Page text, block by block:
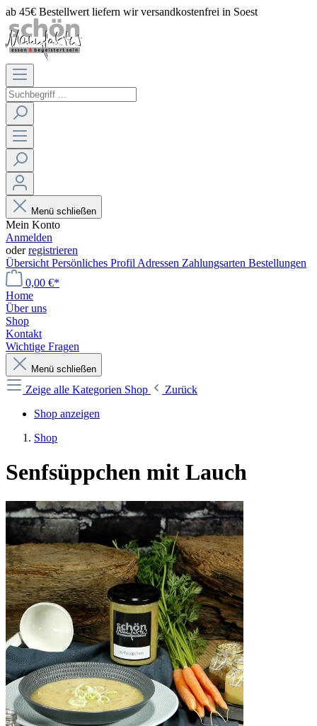
ab 45€ Bestellwert liefern wir versandkostenfrei in Soest
Menü schließen
Mein Konto
Anmelden
oderregistrieren
Übersicht Persönliches Profil Adressen Zahlungsarten Bestellungen
0,00 €*
Home
Über uns
Shop
Kontakt
Wichtige Fragen
Menü schließen
Zeige alle Kategorien Shop
Zurück
Shop anzeigen
Shop
Senfsüppchen mit Lauch